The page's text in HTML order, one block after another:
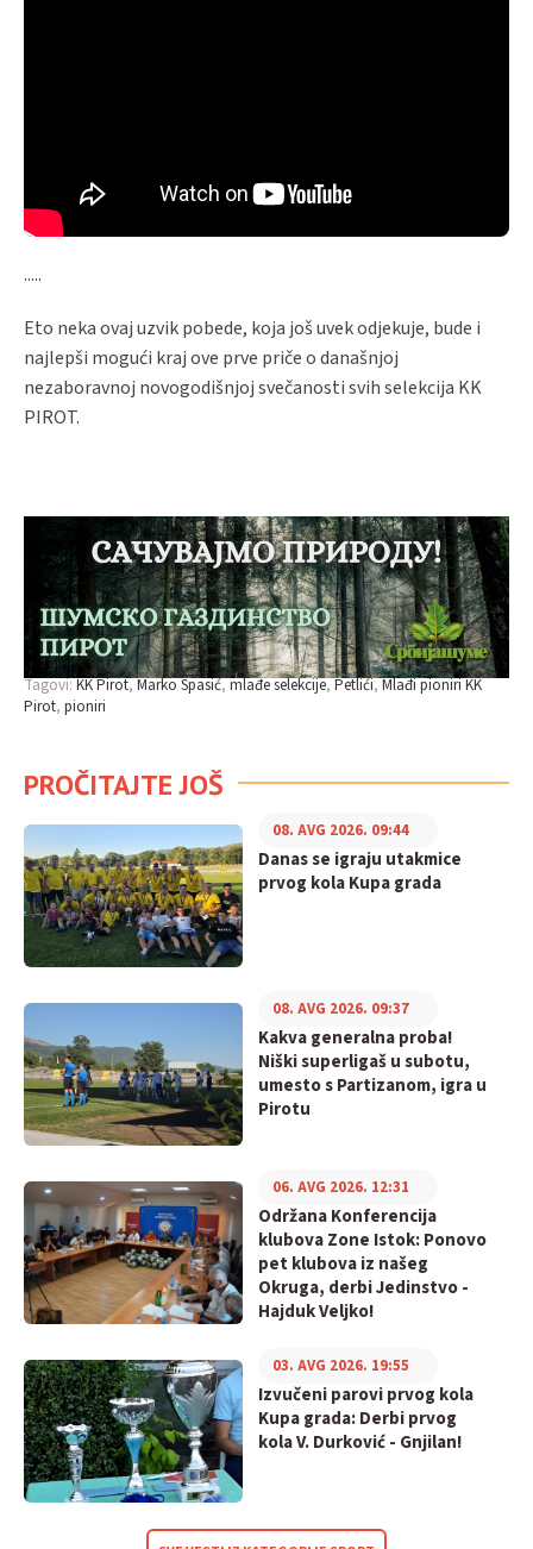
.....
Eto neka ovaj uzvik pobede, koja još uvek odjekuje, bude i
najlepši mogući kraj ove prve priče o današnjoj
nezaboravnoj novogodišnjoj svečanosti svih selekcija KK
PIROT.
Tagovi:KK Pirot Marko Spasić mlađe selekcije Petlići Mlađi pioniri KK
Pirot pioniri
PROČITAJTE JOŠ
Danas se igraju utakmice
prvog kola Kupa grada
08. AVG 2026. 09:44
Kakva generalna proba!
Niški superligaš u subotu,
umesto s Partizanom, igra u
Pirotu
08. AVG 2026. 09:37
Održana Konferencija
klubova Zone Istok: Ponovo
pet klubova iz našeg
Okruga, derbi Jedinstvo -
Hajduk Veljko!
06. AVG 2026. 12:31
Izvučeni parovi prvog kola
Kupa grada: Derbi prvog
kola V. Durković - Gnjilan!
03. AVG 2026. 19:55